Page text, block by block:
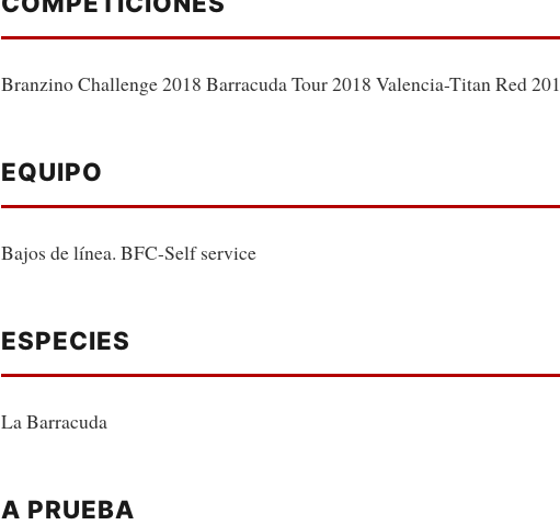
Branzino Challenge 2018 Barracuda Tour 2018 Valencia-Titan Red
EQUIPO
Bajos de línea. BFC-Self service
ESPECIES
La Barracuda
A PRUEBA